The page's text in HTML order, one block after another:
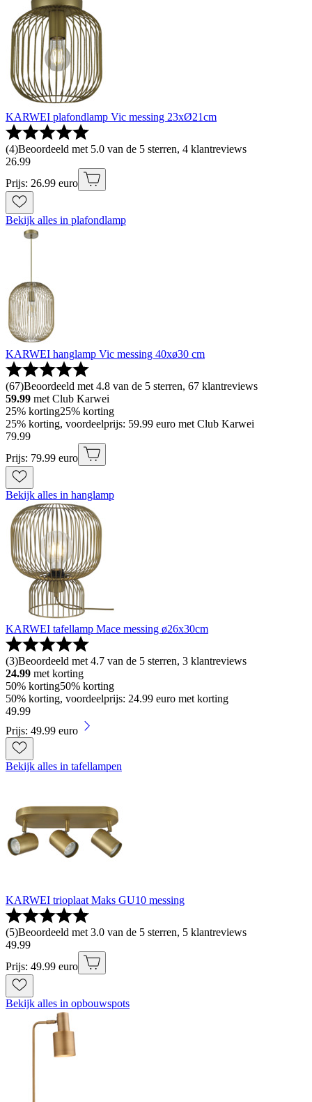
KARWEI plafondlamp Vic messing 23xØ21cm
(4)Beoordeeld met 5.0 van de 5 sterren, 4 klantreviews
26.99
Prijs: 26.99 euro
Bekijk alles in plafondlamp
KARWEI hanglamp Vic messing 40xø30 cm
(67)Beoordeeld met 4.8 van de 5 sterren, 67 klantreviews
59.99 met Club Karwei
25% korting25% korting
25% korting, voordeelprijs: 59.99 euro met Club Karwei
79.99
Prijs: 79.99 euro
Bekijk alles in hanglamp
KARWEI tafellamp Mace messing ø26x30cm
(3)Beoordeeld met 4.7 van de 5 sterren, 3 klantreviews
24.99 met korting
50% korting50% korting
50% korting, voordeelprijs: 24.99 euro met korting
49.99
Prijs: 49.99 euro
Bekijk alles in tafellampen
KARWEI trioplaat Maks GU10 messing
(5)Beoordeeld met 3.0 van de 5 sterren, 5 klantreviews
49.99
Prijs: 49.99 euro
Bekijk alles in opbouwspots